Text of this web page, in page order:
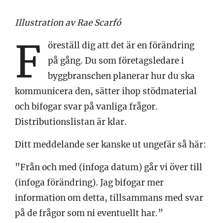
Illustration av Rae Scarfó
F
öreställ dig att det är en förändring
på gång. Du som företagsledare i
byggbranschen planerar hur du ska
kommunicera den, sätter ihop stödmaterial
och bifogar svar på vanliga frågor.
Distributionslistan är klar.
Ditt meddelande ser kanske ut ungefär så här:
”Från och med (infoga datum) går vi över till
(infoga förändring). Jag bifogar mer
information om detta, tillsammans med svar
på de frågor som ni eventuellt har.”